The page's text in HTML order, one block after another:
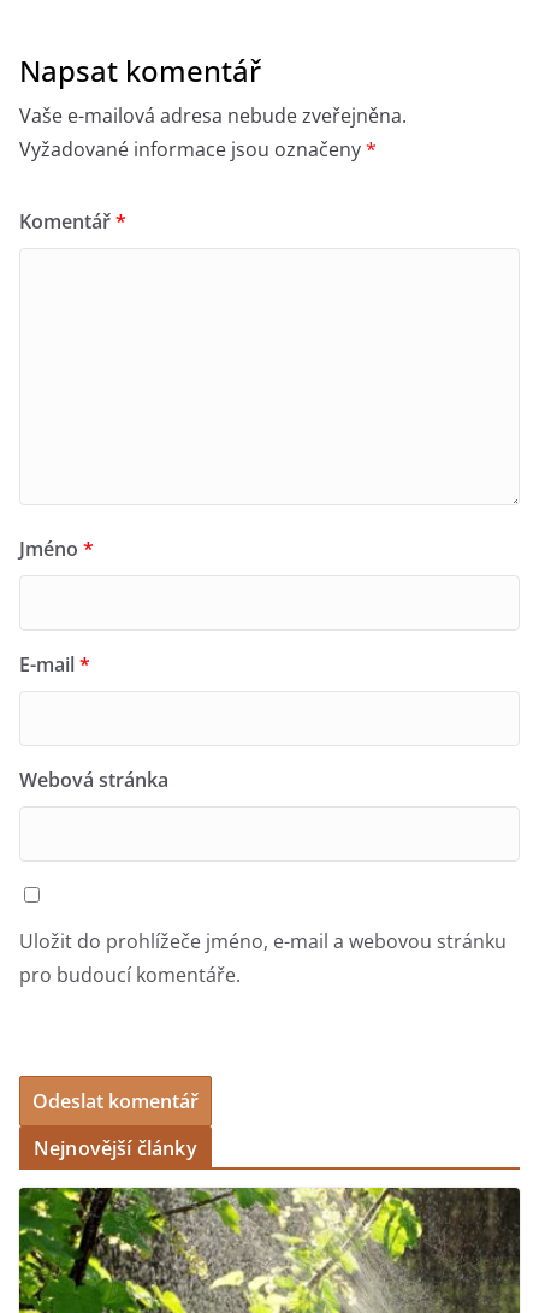
Napsat komentář
Vaše e-mailová adresa nebude zveřejněna.
Vyžadované informace jsou označeny*
Komentář*
Jméno *
E-mail*
Webová stránka
Uložit do prohlížeče jméno, e-mail a webovou stránku
pro budoucí komentáře.
Nejnovější články